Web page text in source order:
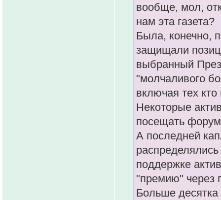
вообще, мол,
нам эта газета?
Была, конечно,
защищали
выбранный
"молчаливого
включая тех
Некоторые
посещать
А последней
поддержке
"премию" через
Больше десятка